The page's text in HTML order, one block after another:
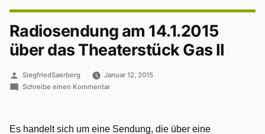
Radiosendung am 14.1.2015
über das Theaterstück Gas II
Veröffentlicht
von
SiegfriedSaerberg
Januar 12, 2015
Schreibe einen Kommentarzu
Es handelt sich um eine Sendung, die über eine